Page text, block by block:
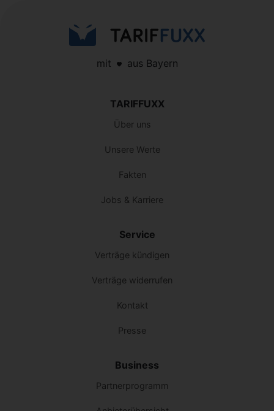
mit aus Bayern
TARIFFUXX
Über uns
Unsere Werte
Fakten
Jobs & Karriere
Service
Verträge kündigen
Verträge widerrufen
Kontakt
Presse
Business
Partnerprogramm